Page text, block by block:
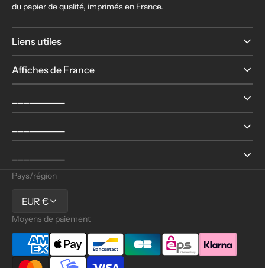
du papier de qualité, imprimés en France.
Liens utiles
Affiches de France
Pays/région
EUR €
Moyens de paiement